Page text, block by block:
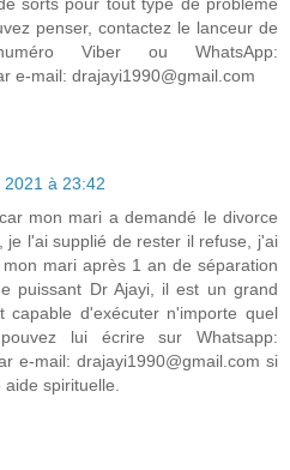
sorts pour tout type de problème
penser, contactez le lanceur de
Viber ou WhatsApp:
e-mail: drajayi1990@gmail.com
à 23:42
mon mari a demandé le divorce
je l'ai supplié de rester il refuse, j'ai
mari après 1 an de séparation
puissant Dr Ajayi, il est un grand
capable d'exécuter n'importe quel
lui écrire sur Whatsapp:
e-mail: drajayi1990@gmail.com si
spirituelle.